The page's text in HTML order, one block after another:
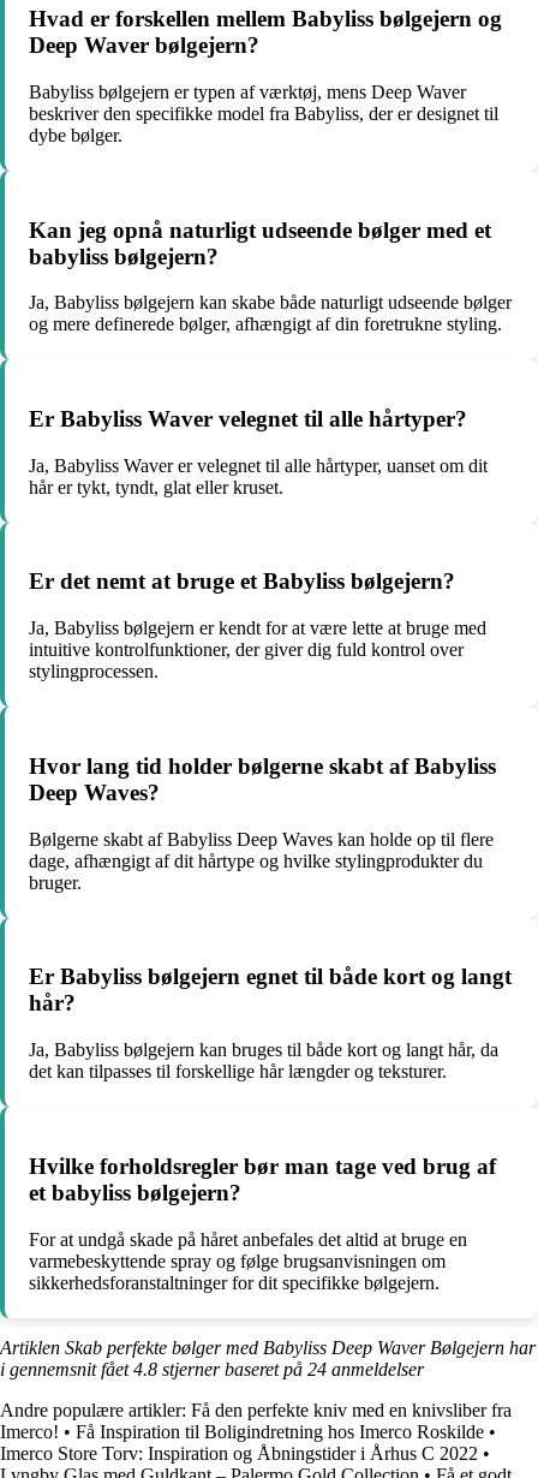
Hvad er forskellen mellem Babyliss bølgejern og
Deep Waver bølgejern?
Babyliss bølgejern er typen af værktøj, mens Deep Waver
beskriver den specifikke model fra Babyliss, der er designet til
dybe bølger.
Kan jeg opnå naturligt udseende bølger med et
babyliss bølgejern?
Ja, Babyliss bølgejern kan skabe både naturligt udseende bølger
og mere definerede bølger, afhængigt af din foretrukne styling.
Er Babyliss Waver velegnet til alle hårtyper?
Ja, Babyliss Waver er velegnet til alle hårtyper, uanset om dit
hår er tykt, tyndt, glat eller kruset.
Er det nemt at bruge et Babyliss bølgejern?
Ja, Babyliss bølgejern er kendt for at være lette at bruge med
intuitive kontrolfunktioner, der giver dig fuld kontrol over
stylingprocessen.
Hvor lang tid holder bølgerne skabt af Babyliss
Deep Waves?
Bølgerne skabt af Babyliss Deep Waves kan holde op til flere
dage, afhængigt af dit hårtype og hvilke stylingprodukter du
bruger.
Er Babyliss bølgejern egnet til både kort og langt
hår?
Ja, Babyliss bølgejern kan bruges til både kort og langt hår, da
det kan tilpasses til forskellige hår længder og teksturer.
Hvilke forholdsregler bør man tage ved brug af
et babyliss bølgejern?
For at undgå skade på håret anbefales det altid at bruge en
varmebeskyttende spray og følge brugsanvisningen om
sikkerhedsforanstaltninger for dit specifikke bølgejern.
Artiklen Skab perfekte bølger med Babyliss Deep Waver Bølgejern har
i gennemsnit fået4.8 stjerner baseret på 24 anmeldelser
Andre populære artikler: Få den perfekte kniv med en knivsliber fra
Imerco! • Få Inspiration til Boligindretning hos Imerco Roskilde •
Imerco Store Torv: Inspiration og Åbningstider i Århus C 2022 •